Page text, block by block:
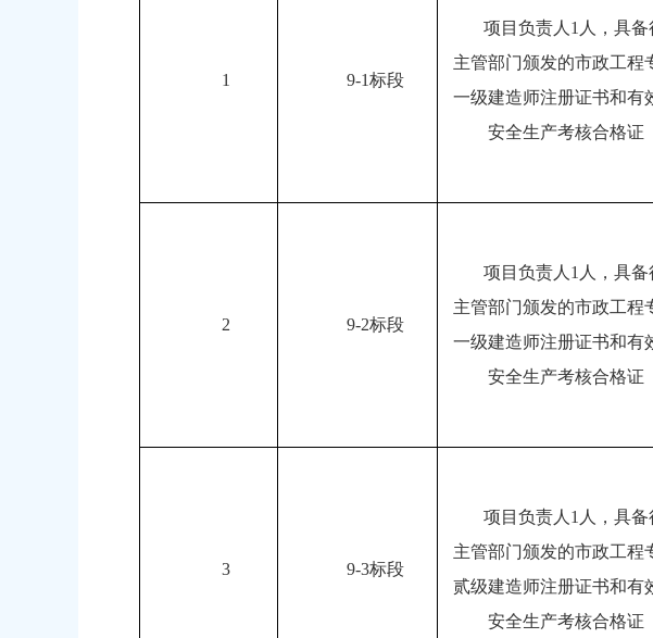
1 9-1标段
项目负责人1人，具备
主管部门颁发的市政工程
一级建造师注册证书和有
安全生产考核合格证
2 9-2标段
项目负责人1人，具备
主管部门颁发的市政工程
一级建造师注册证书和有
安全生产考核合格证
3 9-3标段
项目负责人1人，具备
主管部门颁发的市政工程
贰级建造师注册证书和有
安全生产考核合格证